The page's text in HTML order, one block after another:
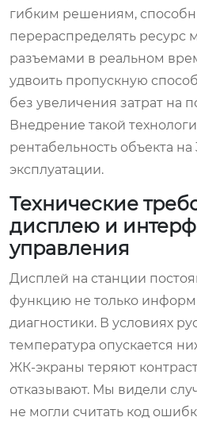
гибким решениям,
перераспределять ресурс
разъемами в реальном
удвоить пропускную
без увеличения затрат на
Внедрение такой
рентабельность объекта
эксплуатации.
Технические
дисплею и
управления
Дисплей на станции
функцию не только
диагностики. В условиях
температура опускается
ЖК-экраны теряют
отказывают. Мы видели
не могли считать код